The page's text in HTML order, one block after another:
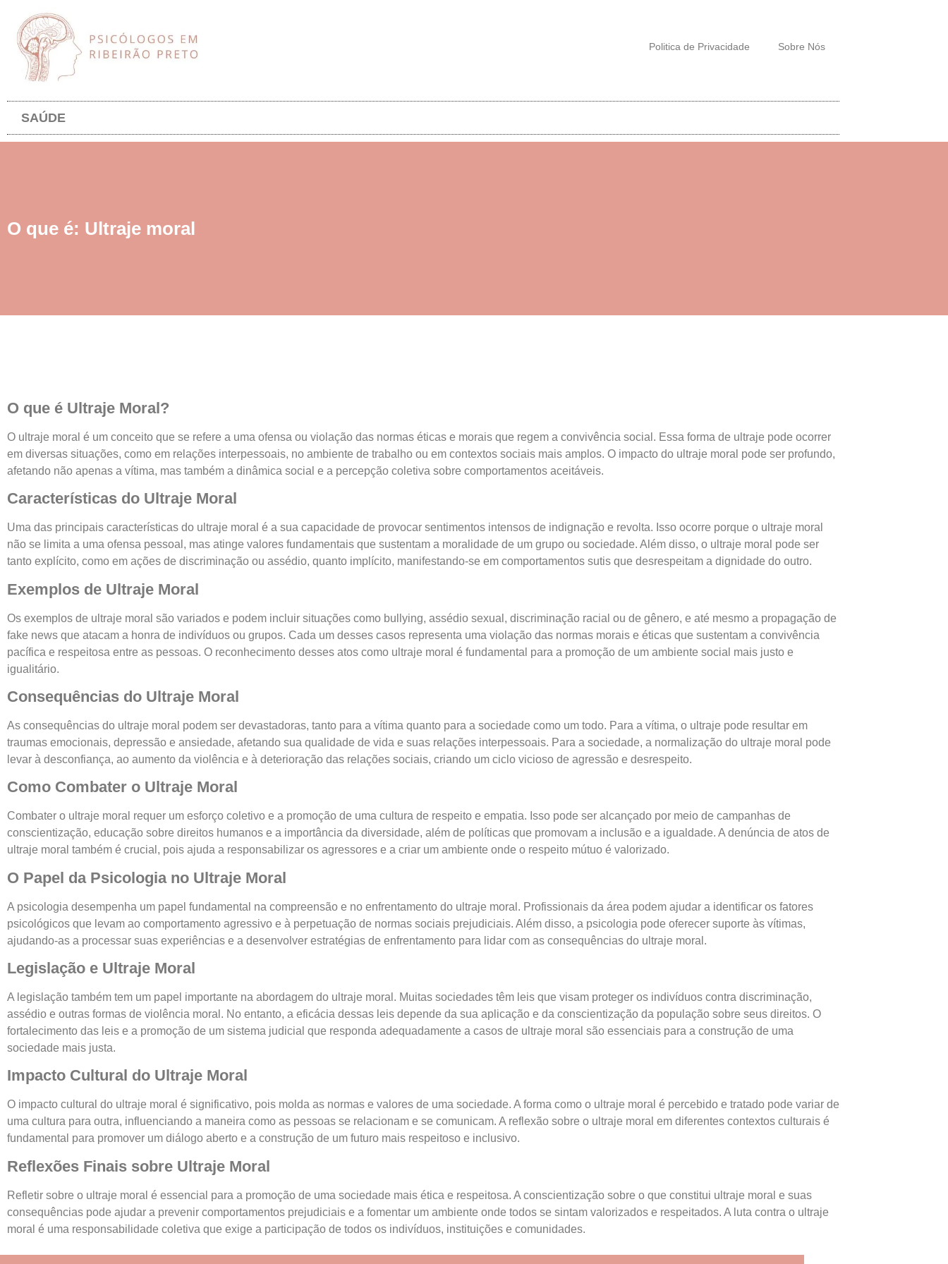
Politica de Privacidade Sobre Nós
SAÚDE
O que é: Ultraje moral
O que é Ultraje Moral?
O ultraje moral é um conceito que se refere a uma ofensa ou violação das normas éticas e morais que regem a convivência social. Essa forma de ultraje pode ocorrer
em diversas situações, como em relações interpessoais, no ambiente de trabalho ou em contextos sociais mais amplos. O impacto do ultraje moral pode ser profundo,
afetando não apenas a vítima, mas também a dinâmica social e a percepção coletiva sobre comportamentos aceitáveis.
Características do Ultraje Moral
Uma das principais características do ultraje moral é a sua capacidade de provocar sentimentos intensos de indignação e revolta. Isso ocorre porque o ultraje moral
não se limita a uma ofensa pessoal, mas atinge valores fundamentais que sustentam a moralidade de um grupo ou sociedade. Além disso, o ultraje moral pode ser
tanto explícito, como em ações de discriminação ou assédio, quanto implícito, manifestando-se em comportamentos sutis que desrespeitam a dignidade do outro.
Exemplos de Ultraje Moral
Os exemplos de ultraje moral são variados e podem incluir situações como bullying, assédio sexual, discriminação racial ou de gênero, e até mesmo a propagação de
fake news que atacam a honra de indivíduos ou grupos. Cada um desses casos representa uma violação das normas morais e éticas que sustentam a convivência
pacífica e respeitosa entre as pessoas. O reconhecimento desses atos como ultraje moral é fundamental para a promoção de um ambiente social mais justo e
igualitário.
Consequências do Ultraje Moral
As consequências do ultraje moral podem ser devastadoras, tanto para a vítima quanto para a sociedade como um todo. Para a vítima, o ultraje pode resultar em
traumas emocionais, depressão e ansiedade, afetando sua qualidade de vida e suas relações interpessoais. Para a sociedade, a normalização do ultraje moral pode
levar à desconfiança, ao aumento da violência e à deterioração das relações sociais, criando um ciclo vicioso de agressão e desrespeito.
Como Combater o Ultraje Moral
Combater o ultraje moral requer um esforço coletivo e a promoção de uma cultura de respeito e empatia. Isso pode ser alcançado por meio de campanhas de
conscientização, educação sobre direitos humanos e a importância da diversidade, além de políticas que promovam a inclusão e a igualdade. A denúncia de atos de
ultraje moral também é crucial, pois ajuda a responsabilizar os agressores e a criar um ambiente onde o respeito mútuo é valorizado.
O Papel da Psicologia no Ultraje Moral
A psicologia desempenha um papel fundamental na compreensão e no enfrentamento do ultraje moral. Profissionais da área podem ajudar a identificar os fatores
psicológicos que levam ao comportamento agressivo e à perpetuação de normas sociais prejudiciais. Além disso, a psicologia pode oferecer suporte às vítimas,
ajudando-as a processar suas experiências e a desenvolver estratégias de enfrentamento para lidar com as consequências do ultraje moral.
Legislação e Ultraje Moral
A legislação também tem um papel importante na abordagem do ultraje moral. Muitas sociedades têm leis que visam proteger os indivíduos contra discriminação,
assédio e outras formas de violência moral. No entanto, a eficácia dessas leis depende da sua aplicação e da conscientização da população sobre seus direitos. O
fortalecimento das leis e a promoção de um sistema judicial que responda adequadamente a casos de ultraje moral são essenciais para a construção de uma
sociedade mais justa.
Impacto Cultural do Ultraje Moral
O impacto cultural do ultraje moral é significativo, pois molda as normas e valores de uma sociedade. A forma como o ultraje moral é percebido e tratado pode variar de
uma cultura para outra, influenciando a maneira como as pessoas se relacionam e se comunicam. A reflexão sobre o ultraje moral em diferentes contextos culturais é
fundamental para promover um diálogo aberto e a construção de um futuro mais respeitoso e inclusivo.
Reflexões Finais sobre Ultraje Moral
Refletir sobre o ultraje moral é essencial para a promoção de uma sociedade mais ética e respeitosa. A conscientização sobre o que constitui ultraje moral e suas
consequências pode ajudar a prevenir comportamentos prejudiciais e a fomentar um ambiente onde todos se sintam valorizados e respeitados. A luta contra o ultraje
moral é uma responsabilidade coletiva que exige a participação de todos os indivíduos, instituições e comunidades.